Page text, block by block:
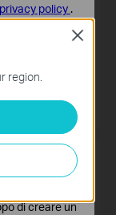
dati
region.
Close
privacy policy .
disattivati
le tue
le
di creare un